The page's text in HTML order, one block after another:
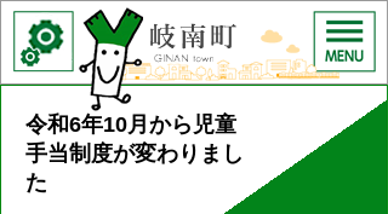
令和6年10月から児童
手当制度が変わりまし
た